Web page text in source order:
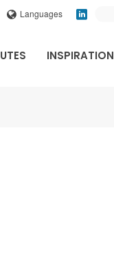
Languages
INSPIRATION